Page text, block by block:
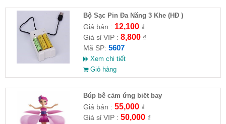
Bộ Sạc Pin Đa Năng 3 Khe (HĐ )
Giá bán : 12,100₫
Giá sỉ VIP : 8,800₫
Mã SP: 5607
Xem chi tiết
Giỏ hàng
​Búp bê cảm ứng biết bay
Giá bán : 55,000₫
Giá sỉ VIP : 50,000₫